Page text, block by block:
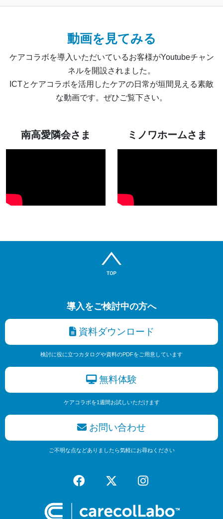
動画を見てみる
ケアコラボを導入いただいているお客様がYoutubeチャン
ネルを開設されました。
ICTとケアコラボを活用したケアの日常が垣間見える素敵
な動画です。ぜひご覧下さい。
南高愛隣会さま ミノワホームさま
導入をご検討中の方へ
資料ダウンロード
検討に役に立つカタログや資料のPDFをご用意しています
無料体験
ケアコラボを1週間お試しいただけます
お問い合わせ
ご不明な点などありましたら気軽にお尋ねください